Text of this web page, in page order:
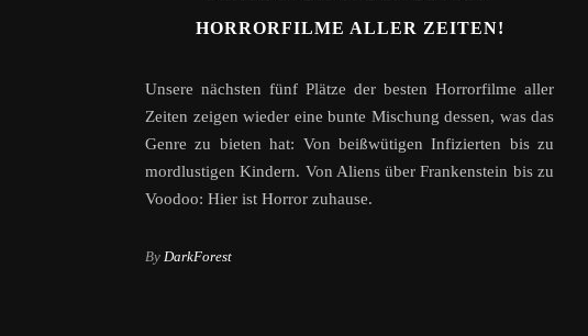
HORRORFILME ALLER ZEITEN!
Unsere nächsten fünf Plätze der besten Horrorfilme aller
Zeiten zeigen wieder eine bunte Mischung dessen, was das
Genre zu bieten hat: Von beißwütigen Infizierten bis zu
mordlustigen Kindern. Von Aliens über Frankenstein bis zu
Voodoo: Hier ist Horror zuhause.
By DarkForest